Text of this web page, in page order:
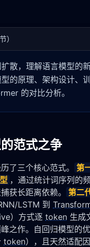
）
散，理解语言模型的
的原理、架构设计、
的对比分析。
范式之争
了三个核心范式。
第
，通过统计词序列的
获长距离依赖。
第二
LSTM 到
）方式逐 token 生成
之作。自回归模型的
token），且天然适配